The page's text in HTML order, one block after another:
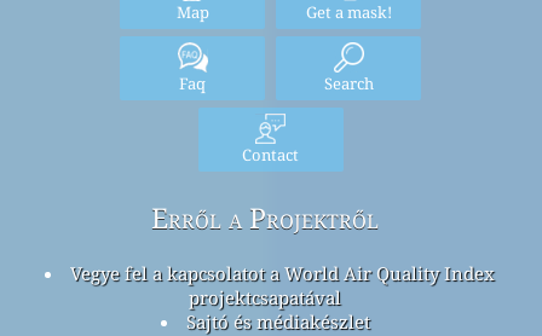
Map Get a mask!
Faq Search
Contact
Erről a Projektről
Vegye fel a kapcsolatot a World Air Quality Index
projektcsapatával
Sajtó és médiakészlet